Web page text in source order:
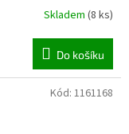
Skladem (8 ks)
Do košíku
Kód: 1161168